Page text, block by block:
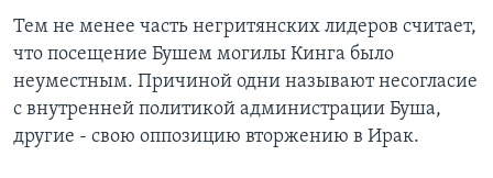
Тем не менее часть негритянских лидеров считает,
что посещение Бушем могилы Кинга было
неуместным. Причиной одни называют несогласие
с внутренней политикой администрации Буша,
другие - свою оппозицию вторжению в Ирак.